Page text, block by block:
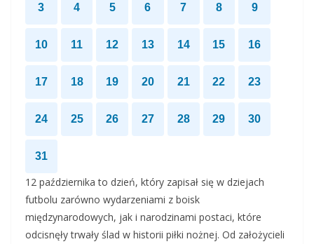
3 4 5 6 7 8 9
10 11 12 13 14 15 16
17 18 19 20 21 22 23
24 25 26 27 28 29 30
31
12 października to dzień, który zapisał się w dziejach
futbolu zarówno wydarzeniami z boisk
międzynarodowych, jak i narodzinami postaci, które
odcisnęły trwały ślad w historii piłki nożnej. Od założycieli